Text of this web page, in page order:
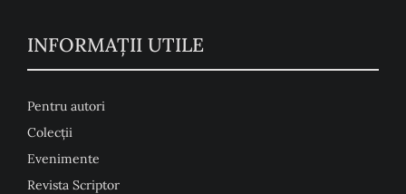
INFORMAŢII UTILE
Pentru autori
Colecţii
Evenimente
Revista Scriptor